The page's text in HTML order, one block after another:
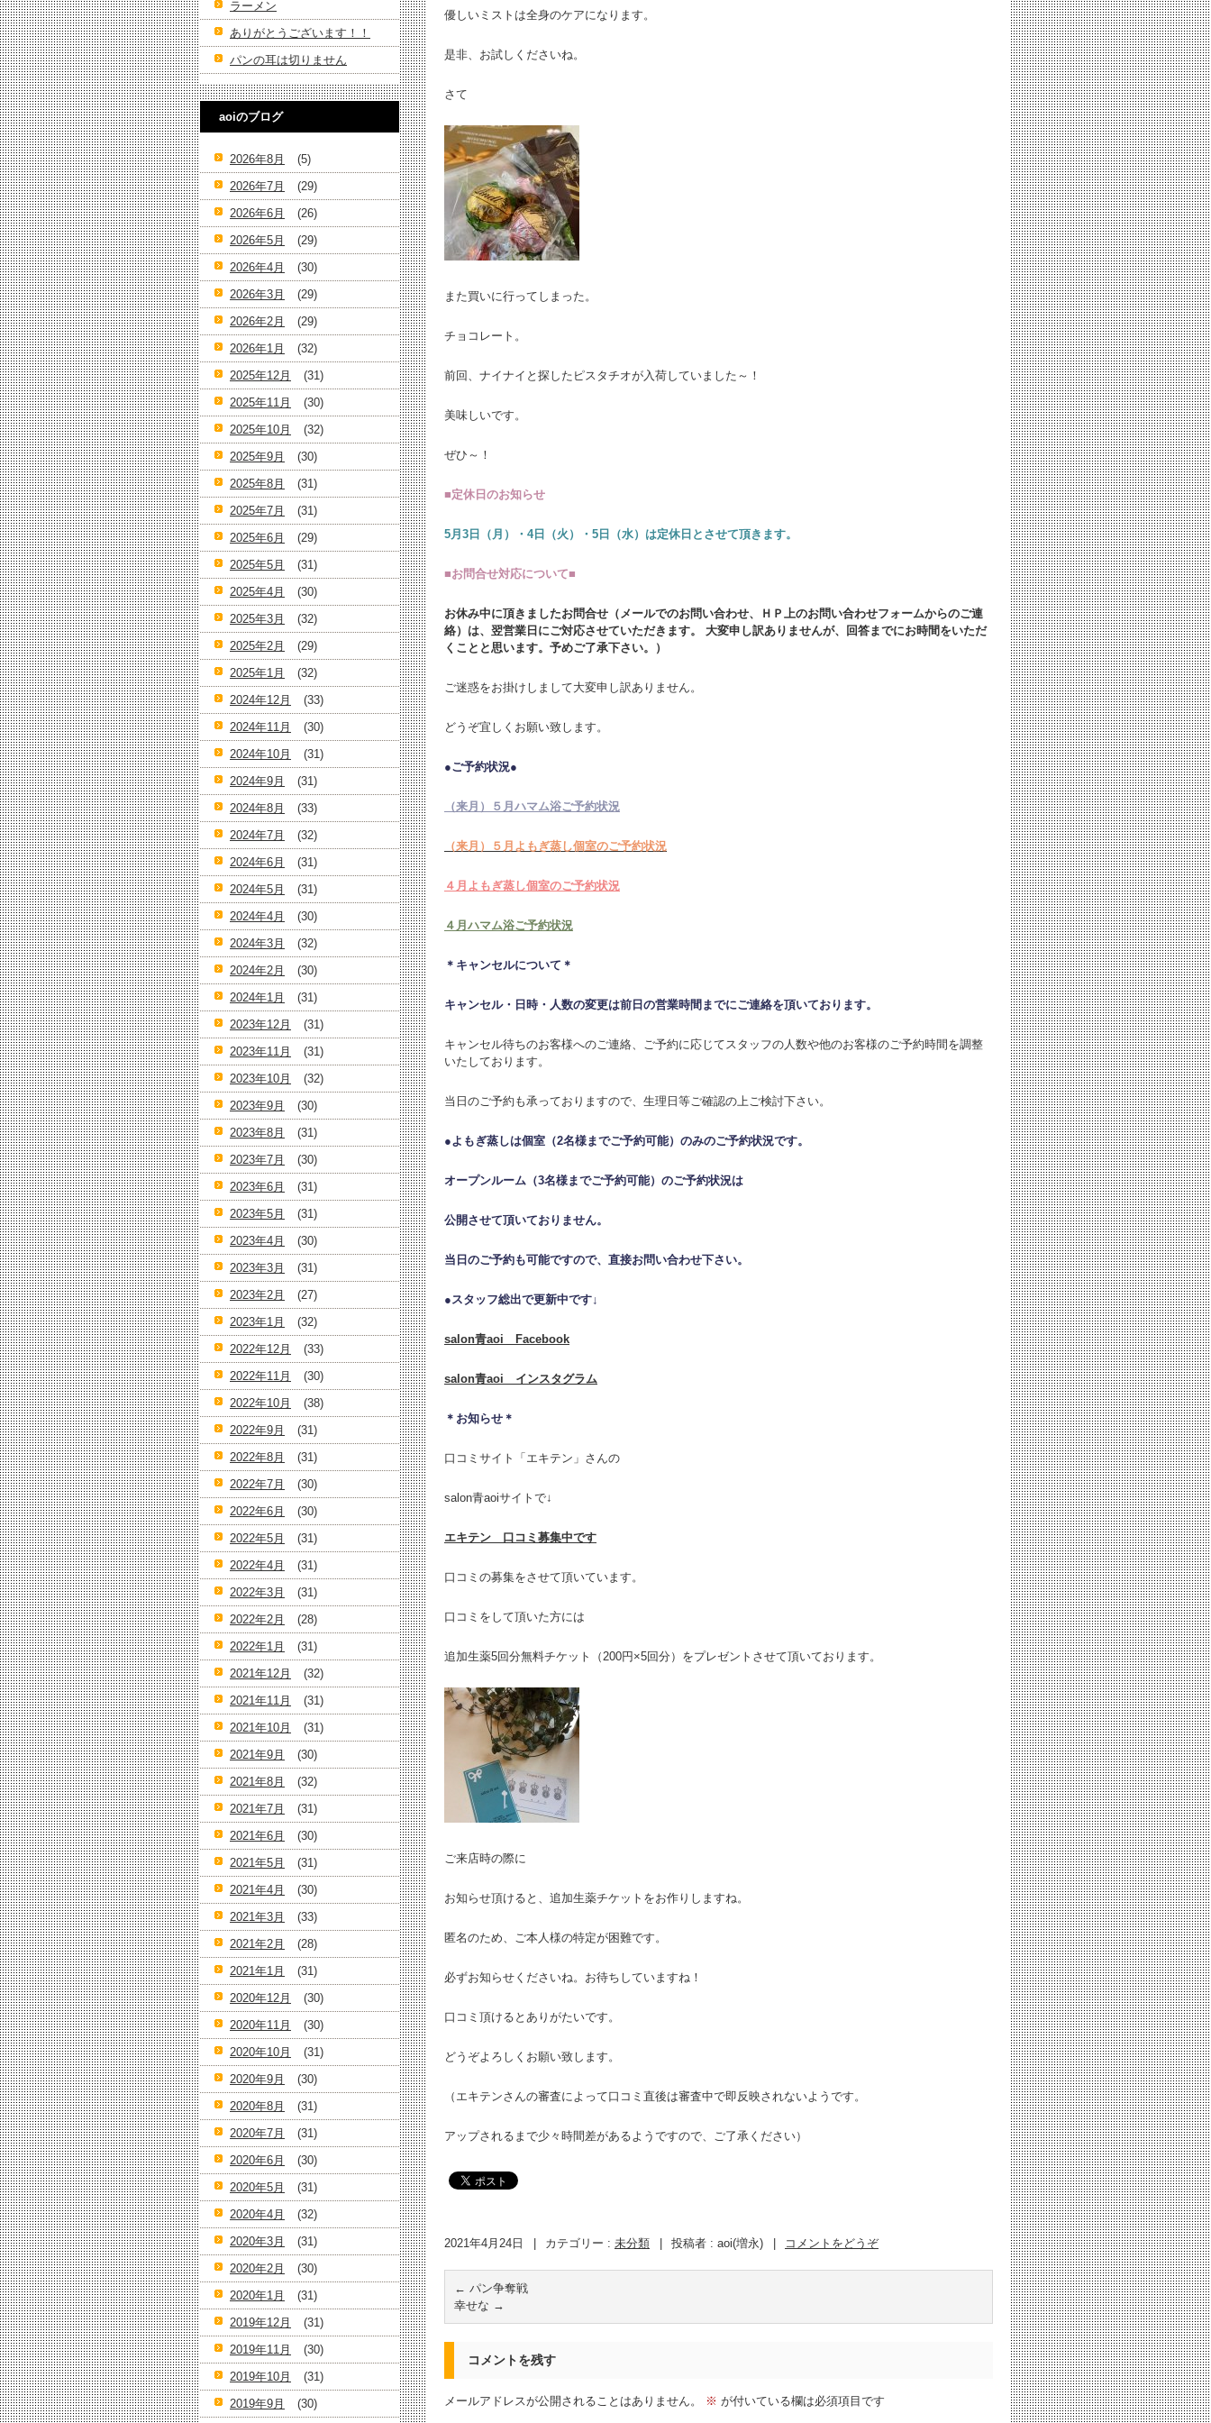
優しいミストは全身のケアになります。
是非、お試しくださいね。
さて
また買いに行ってしまった。
チョコレート。
前回、ナイナイと探したピスタチオが入荷していました～！
美味しいです。
ぜひ～！
■定休日のお知らせ
5月3日（月）・4日（火）・5日（水）は定休日とさせて頂きます。
■お問合せ対応について■
お休み中に頂きましたお問合せ（メールでのお問い合わせ、ＨＰ上のお問い合わせフォームからのご連
絡）は、翌営業日にご対応させていただきます。 大変申し訳ありませんが、回答までにお時間をいただ
くことと思います。予めご了承下さい。）
ご迷惑をお掛けしまして大変申し訳ありません。
どうぞ宜しくお願い致します。
●ご予約状況●
（来月）５月ハマム浴ご予約状況
（来月）５月よもぎ蒸し個室のご予約状況
４月よもぎ蒸し個室のご予約状況
４月ハマム浴ご予約状況
＊キャンセルについて＊
キャンセル・日時・人数の変更は前日の営業時間までにご連絡を頂いております。
キャンセル待ちのお客様へのご連絡、ご予約に応じてスタッフの人数や他のお客様のご予約時間を調整
いたしております。
当日のご予約も承っておりますので、生理日等ご確認の上ご検討下さい。
●よもぎ蒸しは個室（2名様までご予約可能）のみのご予約状況です。
オープンルーム（3名様までご予約可能）のご予約状況は
公開させて頂いておりません。
当日のご予約も可能ですので、直接お問い合わせ下さい。
●スタッフ総出で更新中です↓
salon青aoi Facebook
salon青aoi インスタグラム
＊お知らせ＊
口コミサイト「エキテン」さんの
salon青aoiサイトで↓
エキテン 口コミ募集中です
口コミの募集をさせて頂いています。
口コミをして頂いた方には
追加生薬5回分無料チケット（200円×5回分）をプレゼントさせて頂いております。
ご来店時の際に
お知らせ頂けると、追加生薬チケットをお作りしますね。
匿名のため、ご本人様の特定が困難です。
必ずお知らせくださいね。お待ちしていますね！
口コミ頂けるとありがたいです。
どうぞよろしくお願い致します。
（エキテンさんの審査によって口コミ直後は審査中で即反映されないようです。
アップされるまで少々時間差があるようですので、ご了承ください）
2021年4月24日 カテゴリー : 未分類 投稿者 : aoi(増永) コメントをどうぞ
← パン争奪戦
幸せな →
コメントを残す
メールアドレスが公開されることはありません。 ※ が付いている欄は必須項目です
ラーメン
ありがとうございます！！
パンの耳は切りません
aoiのブログ
2026年8月
(5)
2026年7月
(29)
2026年6月
(26)
2026年5月
(29)
2026年4月
(30)
2026年3月
(29)
2026年2月
(29)
2026年1月
(32)
2025年12月
(31)
2025年11月
(30)
2025年10月
(32)
2025年9月
(30)
2025年8月
(31)
2025年7月
(31)
2025年6月
(29)
2025年5月
(31)
2025年4月
(30)
2025年3月
(32)
2025年2月
(29)
2025年1月
(32)
2024年12月
(33)
2024年11月
(30)
2024年10月
(31)
2024年9月
(31)
2024年8月
(33)
2024年7月
(32)
2024年6月
(31)
2024年5月
(31)
2024年4月
(30)
2024年3月
(32)
2024年2月
(30)
2024年1月
(31)
2023年12月
(31)
2023年11月
(31)
2023年10月
(32)
2023年9月
(30)
2023年8月
(31)
2023年7月
(30)
2023年6月
(31)
2023年5月
(31)
2023年4月
(30)
2023年3月
(31)
2023年2月
(27)
2023年1月
(32)
2022年12月
(33)
2022年11月
(30)
2022年10月
(38)
2022年9月
(31)
2022年8月
(31)
2022年7月
(30)
2022年6月
(30)
2022年5月
(31)
2022年4月
(31)
2022年3月
(31)
2022年2月
(28)
2022年1月
(31)
2021年12月
(32)
2021年11月
(31)
2021年10月
(31)
2021年9月
(30)
2021年8月
(32)
2021年7月
(31)
2021年6月
(30)
2021年5月
(31)
2021年4月
(30)
2021年3月
(33)
2021年2月
(28)
2021年1月
(31)
2020年12月
(30)
2020年11月
(30)
2020年10月
(31)
2020年9月
(30)
2020年8月
(31)
2020年7月
(31)
2020年6月
(30)
2020年5月
(31)
2020年4月
(32)
2020年3月
(31)
2020年2月
(30)
2020年1月
(31)
2019年12月
(31)
2019年11月
(30)
2019年10月
(31)
2019年9月
(30)